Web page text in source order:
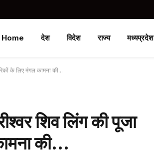
Home देश विदेश राज्य मध्यप्रदेश
के लिए मंगल कामना की…
शिव लिंग की पूजा
की…